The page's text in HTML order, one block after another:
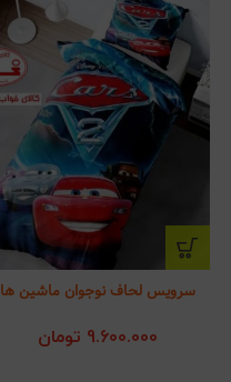
سرویس لحاف نوجوان ماشین ها
9.600.000 تومان